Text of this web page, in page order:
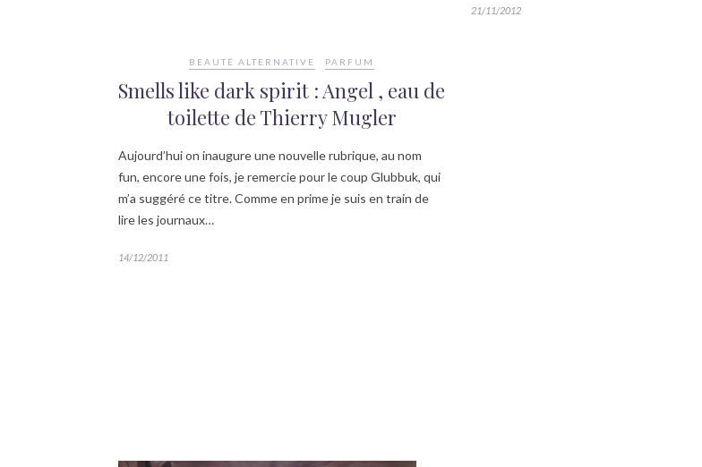
21/11/2012
BEAUTÉ ALTERNATIVE PARFUM
Smells like dark spirit : Angel , eau de
toilette de Thierry Mugler
Aujourd’hui on inaugure une nouvelle rubrique, au nom
fun, encore une fois, je remercie pour le coup Glubbuk, qui
m’a suggéré ce titre. Comme en prime je suis en train de
lire les journaux…
14/12/2011